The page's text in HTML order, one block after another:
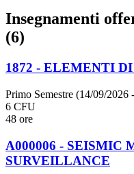
Insegnamenti
(6)
1872 - ELEMENTI
Primo Semestre (14/09/2026
6 CFU
48 ore
A000006 - SEISMIC
SURVEILLANCE